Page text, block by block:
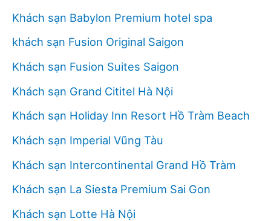
Khách sạn Babylon Premium hotel spa
khách sạn Fusion Original Saigon
Khách sạn Fusion Suites Saigon
Khách sạn Grand Cititel Hà Nội
Khách sạn Holiday Inn Resort Hồ Tràm Beach
Khách sạn Imperial Vũng Tàu
Khách sạn Intercontinental Grand Hồ Tràm
Khách sạn La Siesta Premium Sai Gon
Khách sạn Lotte Hà Nội